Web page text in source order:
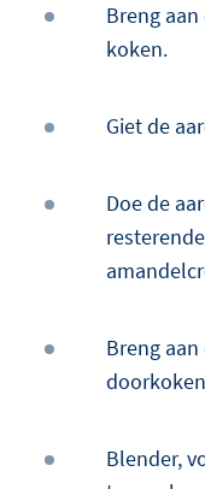
Breng
koken.
Giet de
Doe de
Breng
Blender,